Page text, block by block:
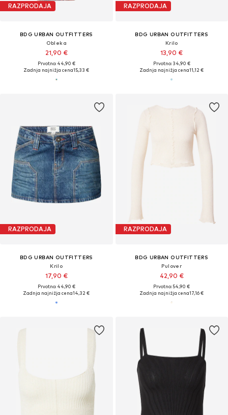
RAZPRODAJA
BDG URBAN OUTFITTERS
Obleka
21,90 €
Prvotno: 44,90 €
Zadnja najnižja cena15,33 €
RAZPRODAJA
BDG URBAN OUTFITTERS
Krilo
13,90 €
Prvotno: 34,90 €
Zadnja najnižja cena11,12 €
RAZPRODAJA
BDG URBAN OUTFITTERS
Krilo
17,90 €
Prvotno: 44,90 €
Zadnja najnižja cena14,32 €
RAZPRODAJA
BDG URBAN OUTFITTERS
Pulover
42,90 €
Prvotno: 54,90 €
Zadnja najnižja cena17,16 €